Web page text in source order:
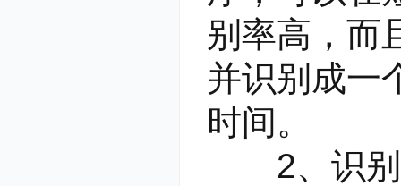
别率高，而
并识别成一
时间。
2、识别